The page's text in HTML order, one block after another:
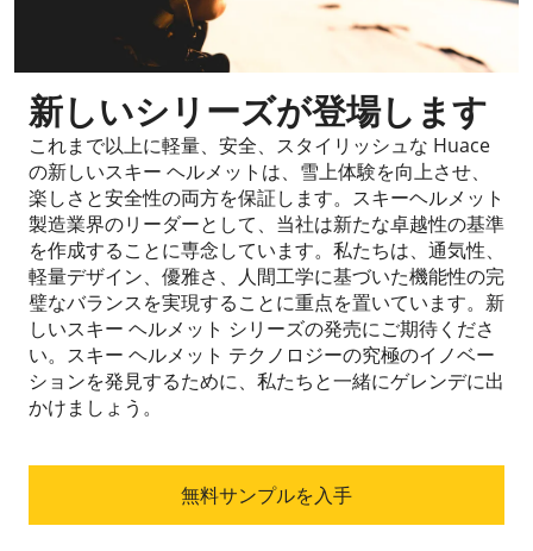
新しいシリーズが登場します
これまで以上に軽量、安全、スタイリッシュな Huace
の新しいスキー ヘルメットは、雪上体験を向上させ、
楽しさと安全性の両方を保証します。スキーヘルメット
製造業界のリーダーとして、当社は新たな卓越性の基準
を作成することに専念しています。私たちは、通気性、
軽量デザイン、優雅さ、人間工学に基づいた機能性の完
璧なバランスを実現することに重点を置いています。新
しいスキー ヘルメット シリーズの発売にご期待くださ
い。スキー ヘルメット テクノロジーの究極のイノベー
ションを発見するために、私たちと一緒にゲレンデに出
かけましょう。
無料サンプルを入手